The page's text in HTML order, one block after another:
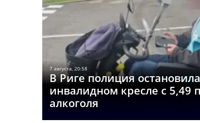
7 августа, 20:58
В Риге полиция
инвалидном кресле с 5,49
алкоголя